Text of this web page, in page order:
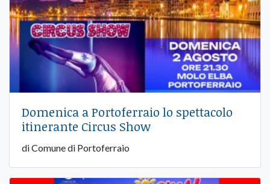
Domenica a Portoferraio lo spettacolo
itinerante Circus Show
di Comune di Portoferraio